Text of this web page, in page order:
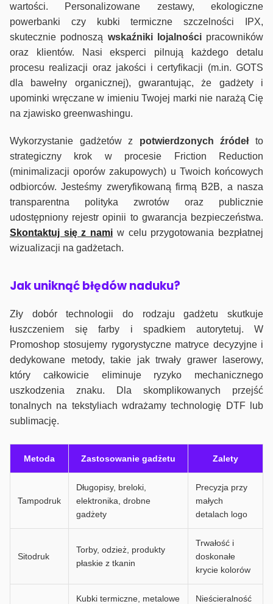
wartości. Personalizowane zestawy, ekologiczne
powerbanki czy kubki termiczne szczelności IPX,
skutecznie podnoszą wskaźniki lojalnościpracowników
oraz klientów. Nasi eksperci pilnują każdego detalu
procesu realizacji oraz jakości i certyfikacji (m.in. GOTS
dla bawełny organicznej), gwarantując, że gadżety i
upominki wręczane w imieniu Twojej marki nie narażą Cię
na zjawisko greenwashingu.
Wykorzystanie gadżetów z potwierdzonych źródełto
strategiczny krok w procesie Friction Reduction
(minimalizacji oporów zakupowych) u Twoich końcowych
odbiorców. Jesteśmy zweryfikowaną firmą B2B, a nasza
transparentna polityka zwrotów oraz publicznie
udostępniony rejestr opinii to gwarancja bezpieczeństwa.
Skontaktuj się z nami w celu przygotowania bezpłatnej
wizualizacji na gadżetach.
Jak uniknąć błędów naduku?
Zły dobór technologii do rodzaju gadżetu skutkuje
łuszczeniem się farby i spadkiem autorytetuj. W
Promoshop stosujemy rygorystyczne matryce decyzyjne i
dedykowane metody, takie jak trwały grawer laserowy,
który całkowicie eliminuje ryzyko mechanicznego
uszkodzenia znaku. Dla skomplikowanych przejść
tonalnych na tekstyliach wdrażamy technologię DTF lub
sublimację.
Metoda Zastosowanie gadżetu Zalety
Tampodruk
Długopisy, breloki,
elektronika, drobne
gadżety
Precyzja przy
małych
detalach logo
Sitodruk
Torby, odzież, produkty
płaskie z tkanin
Trwałość i
doskonałe
krycie kolorów
Kubki termiczne, metalowe
Nieścieralność